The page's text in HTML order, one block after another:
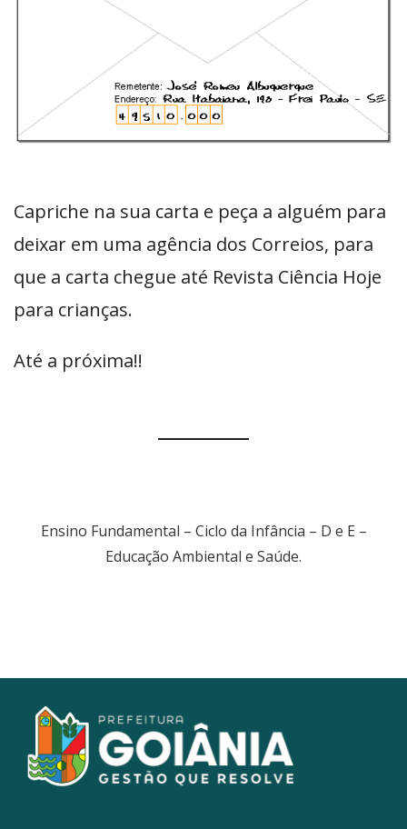
Capriche na sua carta e peça a alguém para
deixar em uma agência dos Correios, para
que a carta chegue até Revista Ciência Hoje
para crianças.
Até a próxima!!
Ensino Fundamental – Ciclo da Infância – D e E –
Educação Ambiental e Saúde.